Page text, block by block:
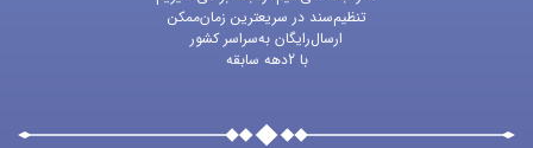
تنظیم‌سند در سریعترین زمان‌ممکن
ارسال‌رایگان به‌سراسر کشور
با 2دهه سابقه